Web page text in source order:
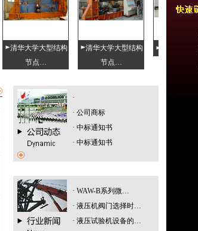
清华大学大型结构
节点…
清华大学大型结构
节点…
八边形岩石直剪
·
· 公司商标
· 中标通知书
· 中标通知书
· WAW-B系列微…
· 液压机阀门选择时…
· 液压试验机设备的…